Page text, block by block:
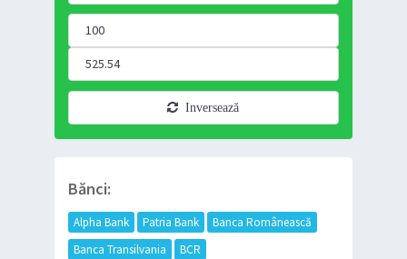
Inversează
Bănci:
Alpha Bank Patria Bank
Banca Românească
Banca Transilvania
BCR